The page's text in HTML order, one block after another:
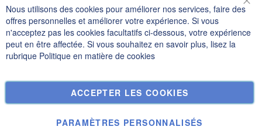
Informations
Politique de confidentialité et cookies
Termes de recherche
Commandes et retours
Nous contacter
Nous utilisons des cookies pour améliorer nos services, faire des
offres personnelles et améliorer votre expérience. Si vous
n'acceptez pas les cookies facultatifs ci-dessous, votre expérience
peut en être affectée. Si vous souhaitez en savoir plus, lisez la
rubrique Politique en matière de cookies
ACCEPTER LES COOKIES
PARAMÈTRES PERSONNALISÉS